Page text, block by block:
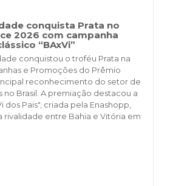
conquista Prata no
2026 com campanha
“BAxVi”
conquistou o troféu Prata na
e Promoções do Prêmio
reconhecimento do setor de
no Brasil. A premiação destacou a
dos Pais", criada pela Enashopp,
rivalidade entre Bahia e Vitória em